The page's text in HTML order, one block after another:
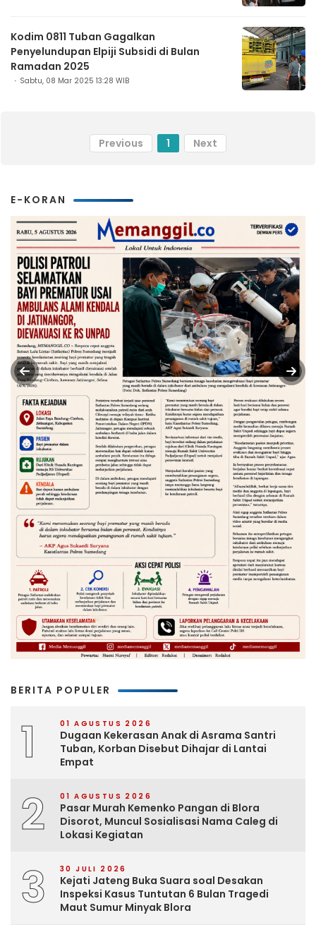
Kodim 0811 Tuban Gagalkan
Penyelundupan Elpiji Subsidi di Bulan
Ramadan 2025
Sabtu, 08 Mar 2025 13:28 WIB
Previous 1 Next
E-KORAN
BERITA POPULER
1 01 AGUSTUS 2026
Dugaan Kekerasan Anak di Asrama Santri
Tuban, Korban Disebut Dihajar di Lantai
Empat
2 01 AGUSTUS 2026
Pasar Murah Kemenko Pangan di Blora
Disorot, Muncul Sosialisasi Nama Caleg di
Lokasi Kegiatan
3 30 JULI 2026
Kejati Jateng Buka Suara soal Desakan
Inspeksi Kasus Tuntutan 6 Bulan Tragedi
Maut Sumur Minyak Blora